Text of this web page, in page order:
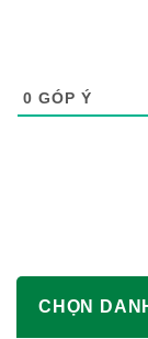
CHỌN
0 GÓP Ý